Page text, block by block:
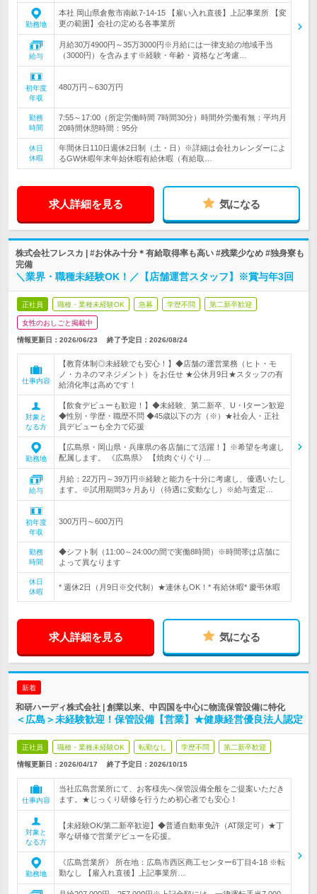
勤務地
本社 岡山県倉敷市南畝7-14-15 【雇い入れ直後】上記事業所 【変
更の範囲】会社の定める各事業所
給与
月給30万4900円～35万3000円※月給には一律支給の地域手当
（3000円）を含みます※経験・年齢・資格など考慮…
初年度
年収
480万円～630万円
勤務
時間
7:55～17:00（所定労働時間 7時間30分）時間外労働有無：平均月
20時間休憩時間：95分
休日
休暇
年間休日110日週休2日制（土・日）※詳細は会社カレンダーによ
るGW休暇年末年始休暇有給休暇（有給取…
求人詳細を見る 気になる
株式会社フレスカ | #お休み十分＊有給取得率も高い #残業少なめ #独身寮も
完備
＼業界・職種未経験OK！／【店舗運営スタッフ】※賞与年3回
正社員 職種・業種未経験OK 急募 学歴不問 第二新卒歓迎
女性のおしごと掲載中
情報更新日：2026/06/23 終了予定日： 2026/08/24
仕事内容
【教育体制◎未経験でも安心！】◆店舗の運営業務（ヒト・モ
ノ・カネのマネジメント）をお任せ ★公休月9日★スタッフの有
給消化率は高めです！
対象と
なる方
【飲食デビューも歓迎！】◆未経験、第二新卒、U・Iターン歓迎
◆性別・学歴・職歴不問 ◆45歳以下の方（※）★社会人・正社
員デビューも全力で応援
勤務地
【広島県・岡山県・兵庫県の各店舗にて活躍！】※希望を考慮し
配属します。 《広島県》 【焼肉ぐりぐり…
給与
月給：22万円～39万円※経験と能力を十分に考慮し、優遇いたし
ます。※試用期間3ヶ月あり（待遇に変動なし）※給与査定…
初年度
年収
300万円～600万円
勤務
時間
◆シフト制（11:00～24:00の間で実働8時間）※時間帯は店舗に
よって異なります
休日
休暇
* 週休2日（月9日※交代制）★連休もOK！* 有給休暇* 慶弔休暇
求人詳細を見る 気になる
新着
和研ハーディ株式会社 | 創業以来、中四国を中心に物流保管設備に特化
＜広島＞未経験歓迎！保管設備【営業】★健康経営優良法人認定
正社員 職種・業種未経験OK 転勤なし 学歴不問 第二新卒歓迎
情報更新日：2026/04/17 終了予定日： 2026/10/15
仕事内容
当社広島営業所にて、お客様先へ保管設備全般をご提案いただき
ます。★じっくり研修を行うため初心者でも安心！
対象と
なる方
【未経験OK/第二新卒歓迎】◆普通自動車免許（AT限定可）★丁
寧な研修で営業デビューを応援。
勤務地
《広島営業所》 所在地：広島市西区商工センター6丁目4-18 ※転
勤なし 【雇入れ直後】上記事業所…